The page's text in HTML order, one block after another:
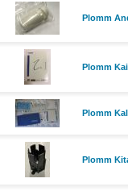
Plomm
Plomm
Plomm
Plomm